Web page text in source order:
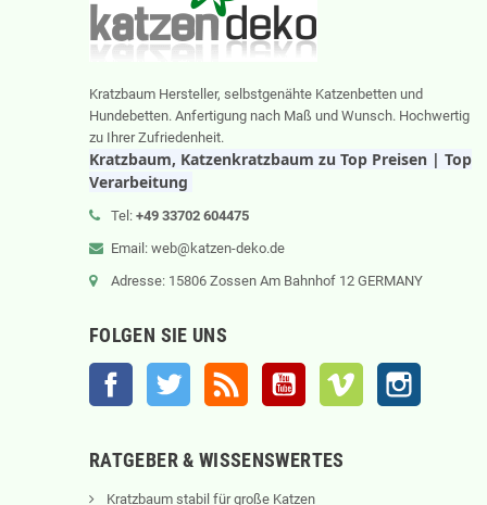
Kratzbaum Hersteller, selbstgenähte Katzenbetten und
Hundebetten. Anfertigung nach Maß und Wunsch. Hochwertig
zu Ihrer Zufriedenheit.
Kratzbaum, Katzenkratzbaum zu Top Preisen | Top
Verarbeitung
Tel: +49 33702 604475
Email: web@katzen-deko.de
Adresse: 15806 Zossen Am Bahnhof 12 GERMANY
FOLGEN SIE UNS
Facebook Twitter RSS YouTube Vimeo
RATGEBER & WISSENSWERTES
Kratzbaum stabil für große Katzen